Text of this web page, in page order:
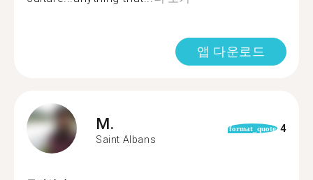
앱 다운로드
M.
Saint Albans
format_quote 4